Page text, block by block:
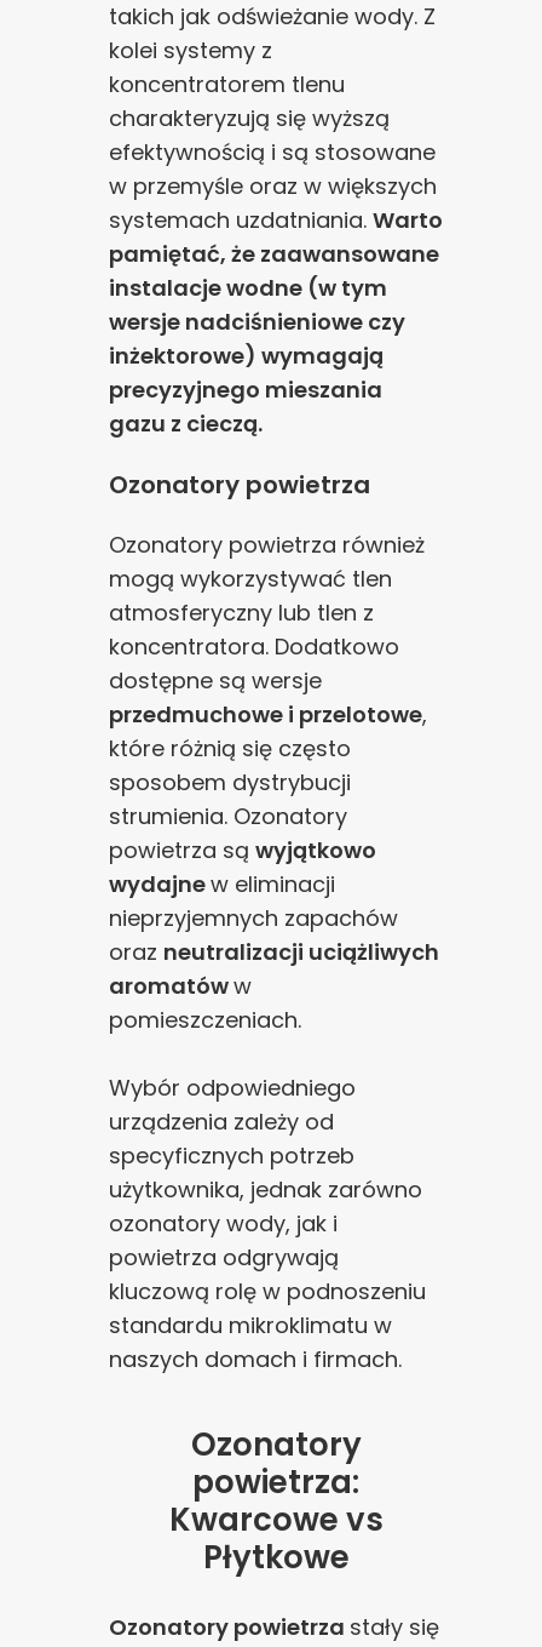
Ozonatory
powietrza:
Kwarcowe vs
Płytkowe
Ozonatory powietrza stały się
takich jak odświeżanie wody. Z
kolei systemy z
koncentratorem tlenu
charakteryzują się wyższą
efektywnością i są stosowane
w przemyśle oraz w większych
systemach uzdatniania. Warto
pamiętać, że zaawansowane
instalacje wodne (w tym
wersje nadciśnieniowe czy
inżektorowe) wymagają
precyzyjnego mieszania
gazu z cieczą.
Ozonatory powietrza
Ozonatory powietrza również
mogą wykorzystywać tlen
atmosferyczny lub tlen z
koncentratora. Dodatkowo
dostępne są wersje
przedmuchowe i przelotowe,
które różnią się często
sposobem dystrybucji
strumienia. Ozonatory
powietrza są wyjątkowo
wydajnew eliminacji
nieprzyjemnych zapachów
oraz neutralizacji uciążliwych
aromatóww
pomieszczeniach.
Wybór odpowiedniego
urządzenia zależy od
specyficznych potrzeb
użytkownika, jednak zarówno
ozonatory wody, jak i
powietrza odgrywają
kluczową rolę w podnoszeniu
standardu mikroklimatu w
naszych domach i firmach.